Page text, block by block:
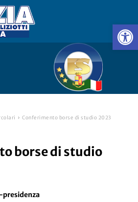
Conferimento borse di studio 2023
borse di studio